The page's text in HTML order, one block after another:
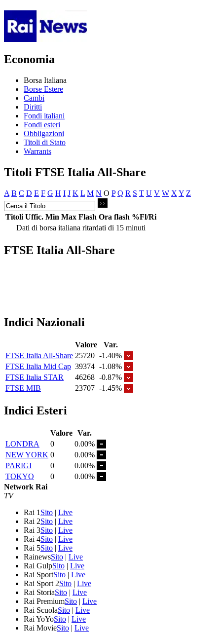
Economia
Borsa Italiana
Borse Estere
Cambi
Diritti
Fondi italiani
Fondi esteri
Obbligazioni
Titoli di Stato
Warrants
Titoli FTSE Italia All-Share
A B C D E F G H I J K L M N O P Q R S T U V W X Y Z
Titoli Uffic. Min Max Flash Ora flash %Fl/Ri
Dati di borsa italiana ritardati di 15 minuti
FTSE Italia All-Share
Indici Nazionali
Valore
Var.
FTSE Italia All-Share 25720 -1.40%
FTSE Italia Mid Cap 39374 -1.08%
FTSE Italia STAR
46268 -0.87%
FTSE MIB
23707 -1.45%
Indici Esteri
Valore Var.
LONDRA
0
0.00%
NEW YORK 0
0.00%
PARIGI
0
0.00%
TOKYO
0
0.00%
Network Rai
TV
Rai 1 Sito | Live
Rai 2Sito | Live
Rai 3Sito | Live
Rai 4Sito | Live
Rai 5Sito | Live
RainewsSito | Live
Rai GulpSito | Live
Rai SportSito | Live
Rai Sport 2Sito | Live
Rai StoriaSito | Live
Rai PremiumSito | Live
Rai ScuolaSito | Live
Rai YoYoSito | Live
Rai MovieSito | Live